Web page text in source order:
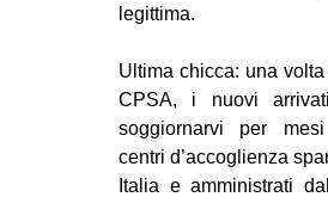
legittima.
Ultima chicca: una
CPSA, i nuovi
soggiornarvi per
centri d’accoglienza
Italia e amministrati